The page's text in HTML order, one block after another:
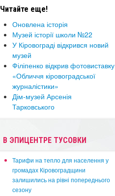
Читайте еще!
Оновлена історія
​Музей історії школи №22
У Кіровограді відкрився новий
музей
Філіпенко відкрив фотовиставку
«Обличчя кіровоградської
журналістики»
Дім-музей Арсенія
Тарковського
В ЭПИЦЕНТРЕ ТУСОВКИ
​Тарифи на тепло для населення у
громадах Кіровоградщини
залишились на рівні попереднього
сезону